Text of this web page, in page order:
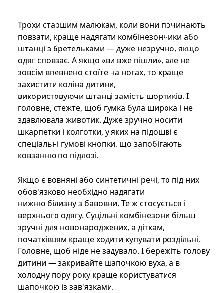
Трохи старшим малюкам, коли вони починають
повзати, краще надягати комбінезончики або
штанці з бретельками — дуже незручно, якщо
одяг сповзає. А якщо «ви вже пішли», але не
зовсім впевнено стоїте на ногах, то краще
захистити коліна дитини,
використовуючи штанці замість шортиків. І
головне, стежте, щоб гумка була широка і не
здавлювала животик. Дуже зручно носити
шкарпетки і колготки, у яких на підошві є
спеціальні гумові кнопки, що запобігають
ковзанню по підлозі.
Якщо є вовняні або синтетичні речі, то під них
обов'язково необхідно надягати
нижню білизну з бавовни. Те ж стосується і
верхнього одягу. Суцільні комбінезони більш
зручні для новонароджених, а діткам,
початківцям краще ходити купувати роздільні.
Головне, щоб ніде не задувало. І бережіть голову
дитини — закривайте шапочкою вуха, а в
холодну пору року краще користуватися
шапочкою із зав'язками.